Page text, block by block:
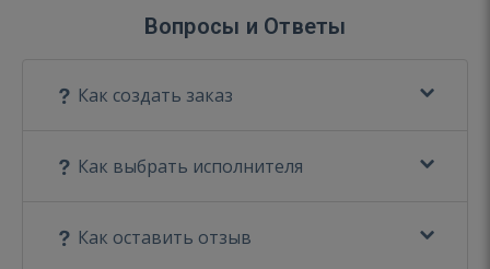
Вопросы и Ответы
Как создать заказ
Как выбрать исполнителя
Как оставить отзыв